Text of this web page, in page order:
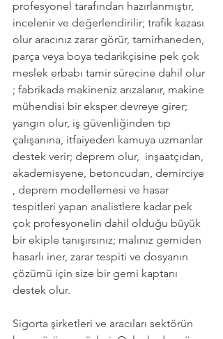
profesyonel tarafından hazırlanmıştır,
incelenir ve değerlendirilir; trafik kazası
olur aracınız zarar görür, tamirhaneden,
parça veya boya tedarikçisine pek çok
meslek erbabı tamir sürecine dahil olur
; fabrikada makineniz arızalanır, makine
mühendisi bir eksper devreye girer;
yangın olur, iş güvenliğinden tıp
çalışanına, itfaiyeden kamuya uzmanlar
destek verir; deprem olur,  inşaatçıdan,
akademisyene, betoncudan, demirciye
, deprem modellemesi ve hasar
tespitleri yapan analistlere kadar pek
çok profesyonelin dahil olduğu büyük
bir ekiple tanışırsınız; malınız gemiden
hasarlı iner, zarar tespiti ve dosyanın
çözümü için size bir gemi kaptanı
destek olur.
Sigorta şirketleri ve aracıları sektörün